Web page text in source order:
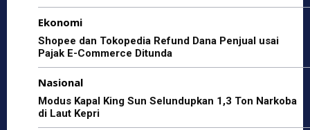
Ekonomi
Shopee dan Tokopedia Refund Dana Penjual usai
Pajak E-Commerce Ditunda
Nasional
Modus Kapal King Sun Selundupkan 1,3 Ton Narkoba
di Laut Kepri